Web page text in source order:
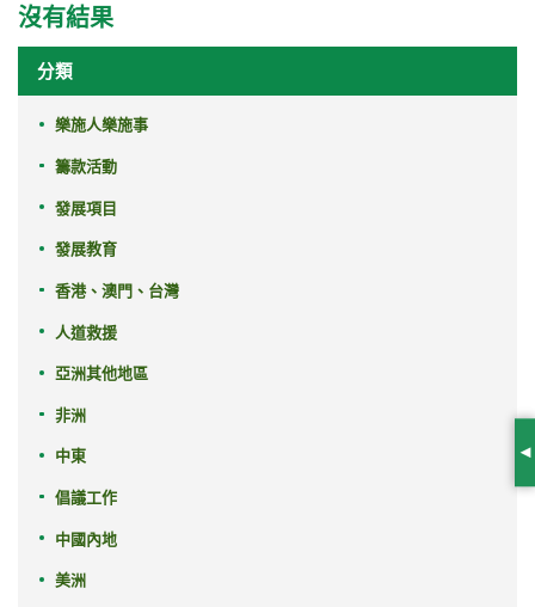
沒有結果
分類
樂施人樂施事
籌款活動
發展項目
發展教育
香港、澳門、台灣
人道救援
亞洲其他地區
非洲
中東
倡議工作
中國內地
美洲